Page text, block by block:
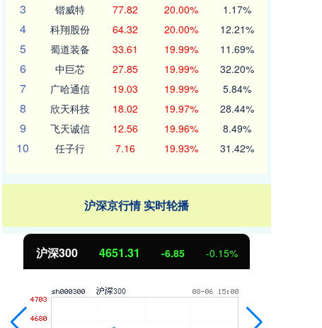
3 锴威特 77.82 20.00% 1.17%
4 科翔股份 64.32 20.00% 12.21%
5 蜀道装备 33.61 19.99% 11.69%
6 中巨芯 27.85 19.99% 32.20%
7 广哈通信 19.03 19.99% 5.84%
8 欣天科技 18.02 19.97% 28.44%
9 飞天诚信 12.56 19.96% 8.49%
10 任子行 7.16 19.93% 31.42%
沪深京行情 实时轮播
北证50 1122.88 3.42 0.30%